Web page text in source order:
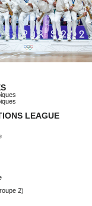
LEAGUE
2)